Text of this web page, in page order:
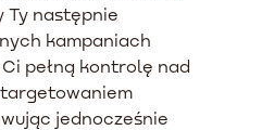
Ty następnie
kampaniach
pełną kontrolę nad
jednocześnie